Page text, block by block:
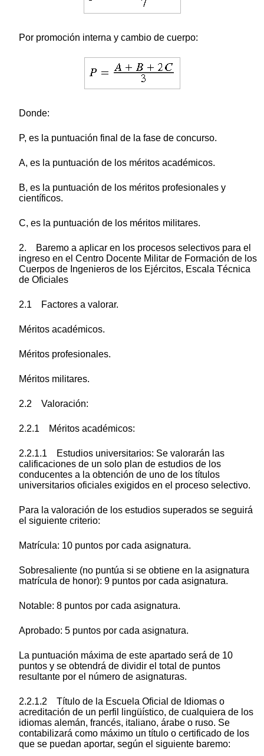
Por promoción interna y cambio de cuerpo:
Donde:
P, es la puntuación final de la fase de concurso.
A, es la puntuación de los méritos académicos.
B, es la puntuación de los méritos profesionales y
científicos.
C, es la puntuación de los méritos militares.
2. Baremo a aplicar en los procesos selectivos para el
ingreso en el Centro Docente Militar de Formación de los
Cuerpos de Ingenieros de los Ejércitos, Escala Técnica
de Oficiales
2.1 Factores a valorar.
Méritos académicos.
Méritos profesionales.
Méritos militares.
2.2 Valoración:
2.2.1 Méritos académicos:
2.2.1.1 Estudios universitarios: Se valorarán las
calificaciones de un solo plan de estudios de los
conducentes a la obtención de uno de los títulos
universitarios oficiales exigidos en el proceso selectivo.
Para la valoración de los estudios superados se seguirá
el siguiente criterio:
Matrícula: 10 puntos por cada asignatura.
Sobresaliente (no puntúa si se obtiene en la asignatura
matrícula de honor): 9 puntos por cada asignatura.
Notable: 8 puntos por cada asignatura.
Aprobado: 5 puntos por cada asignatura.
La puntuación máxima de este apartado será de 10
puntos y se obtendrá de dividir el total de puntos
resultante por el número de asignaturas.
2.2.1.2 Título de la Escuela Oficial de Idiomas o
acreditación de un perfil lingüístico, de cualquiera de los
idiomas alemán, francés, italiano, árabe o ruso. Se
contabilizará como máximo un título o certificado de los
que se puedan aportar, según el siguiente baremo: